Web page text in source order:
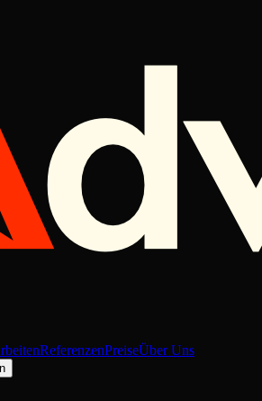
ReferenzenPreiseÜber Uns